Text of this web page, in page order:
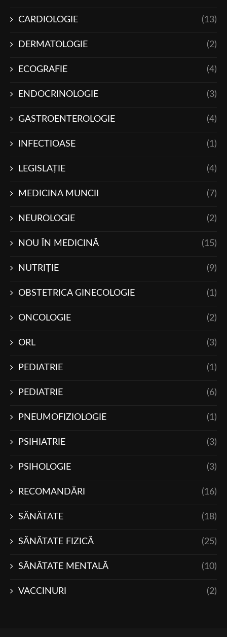
CARDIOLOGIE (13)
DERMATOLOGIE (2)
ECOGRAFIE (4)
ENDOCRINOLOGIE (3)
GASTROENTEROLOGIE (4)
INFECTIOASE (1)
LEGISLAŢIE (4)
MEDICINA MUNCII (7)
NEUROLOGIE (2)
NOU ÎN MEDICINĂ (15)
NUTRIŢIE (9)
OBSTETRICA GINECOLOGIE (1)
ONCOLOGIE (2)
ORL (3)
PEDIATRIE (1)
PEDIATRIE (6)
PNEUMOFIZIOLOGIE (1)
PSIHIATRIE (3)
PSIHOLOGIE (3)
RECOMANDĂRI (16)
SĂNĂTATE (18)
SĂNĂTATE FIZICĂ (25)
SĂNĂTATE MENTALĂ (10)
VACCINURI (2)